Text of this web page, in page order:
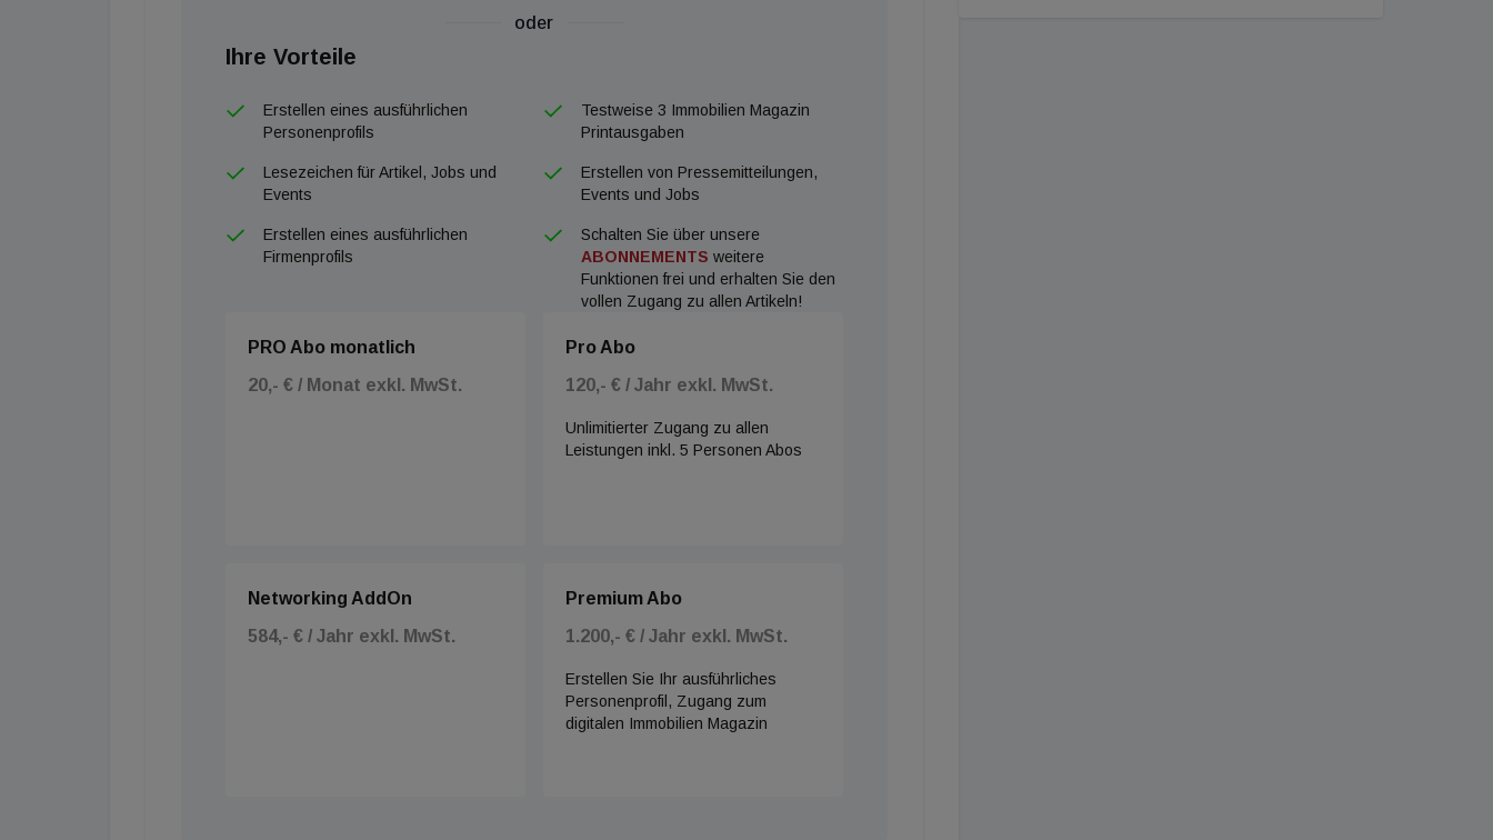
oder
Ihre Vorteile
Erstellen eines ausführlichen
Personenprofils
Testweise 3 Immobilien Magazin
Printausgaben
Lesezeichen für Artikel, Jobs und
Events
Erstellen von Pressemitteilungen,
Events und Jobs
Erstellen eines ausführlichen
Firmenprofils
Schalten Sie über unsere
ABONNEMENTS weitere
Funktionen frei und erhalten Sie den
vollen Zugang zu allen Artikeln!
PRO Abo monatlich
20,- € / Monat exkl. MwSt.
Pro Abo
120,- € / Jahr exkl. MwSt.
Unlimitierter Zugang zu allen
Leistungen inkl. 5 Personen Abos
Networking AddOn
584,- € / Jahr exkl. MwSt.
Premium Abo
1.200,- € / Jahr exkl. MwSt.
Erstellen Sie Ihr ausführliches
Personenprofil, Zugang zum
digitalen Immobilien Magazin